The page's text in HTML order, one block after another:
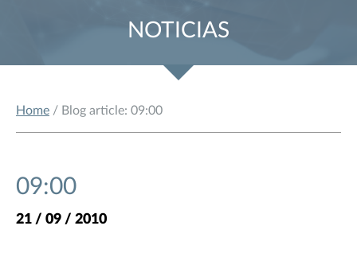
NOTICIAS
Home / Blog article: 09:00
09:00
21 / 09 / 2010